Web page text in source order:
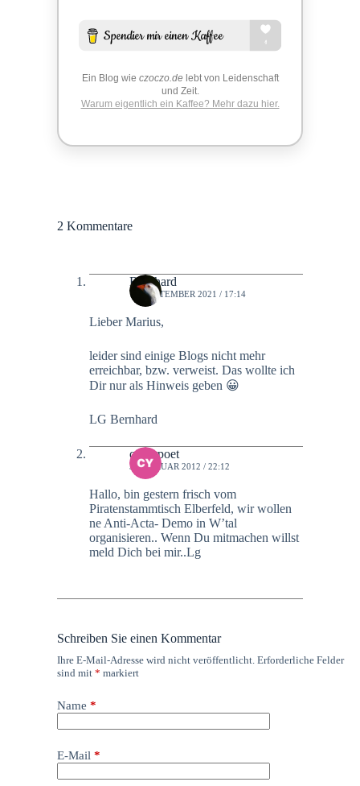
Ein Blog wie czoczo.delebt von Leidenschaft
und Zeit.
Warum eigentlich ein Kaffee? Mehr dazu hier.
2 Kommentare
Bernhard
16. SEPTEMBER 2021 / 17:14
Lieber Marius,
leider sind einige Blogs nicht mehr
erreichbar, bzw. verweist. Das wollte ich
Dir nur als Hinweis geben 😀
LG Bernhard
cyberpoet
3. FEBRUAR 2012 / 22:12
Hallo, bin gestern frisch vom
Piratenstammtisch Elberfeld, wir wollen
ne Anti-Acta- Demo in W’tal
organisieren.. Wenn Du mitmachen willst
meld Dich bei mir..Lg
Schreiben Sie einen Kommentar
Ihre E-Mail-Adresse wird nicht veröffentlicht. Erforderliche Felder
sind mit* markiert
Name *
E-Mail *